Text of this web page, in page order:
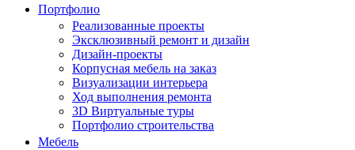
Портфолио
Реализованные проекты
Эксклюзивный ремонт и дизайн
Дизайн-проекты
Корпусная мебель на заказ
Визуализации интерьера
Ход выполнения ремонта
3D Виртуальные туры
Портфолио строительства
Мебель